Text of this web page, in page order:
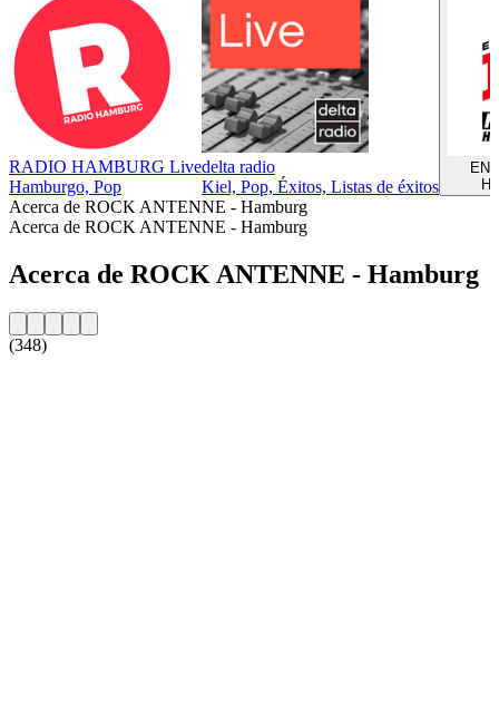
RADIO HAMBURG Live
Hamburgo, Pop
delta radio
Kiel, Pop, Éxitos, Listas de éxitos
Acerca de ROCK ANTENNE - Hamburg
Acerca de ROCK ANTENNE - Hamburg
Acerca de ROCK ANTENNE - Hamburg
(348)